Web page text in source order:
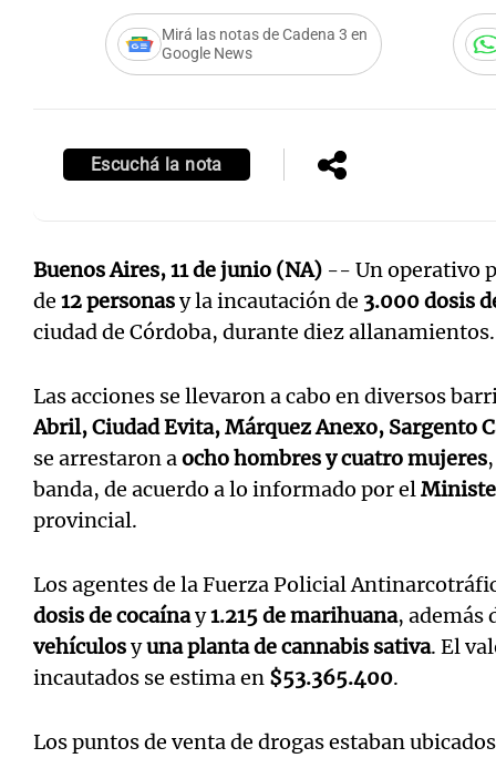
Mirá las notas de Cadena 3 en
Google News
Escuchá la nota
Buenos Aires, 11 de junio (NA) -- Un operativo
de 12 personasy la incautación de 3.000 dosis
ciudad de Córdoba, durante diez allanamientos.
Las acciones se llevaron a cabo en diversos
Abril, Ciudad Evita, Márquez Anexo, Sargento
se arrestaron aocho hombres y cuatro mujeres
banda, de acuerdo a lo informado por el
provincial.
Los agentes de la Fuerza Policial
dosis de cocaínay1.215 de marihuana, además
vehículosyuna planta de cannabis sativa. El
incautados se estima en $53.365.400.
Los puntos de venta de drogas estaban